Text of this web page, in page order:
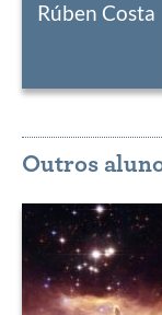
Rúben Costa
Outros